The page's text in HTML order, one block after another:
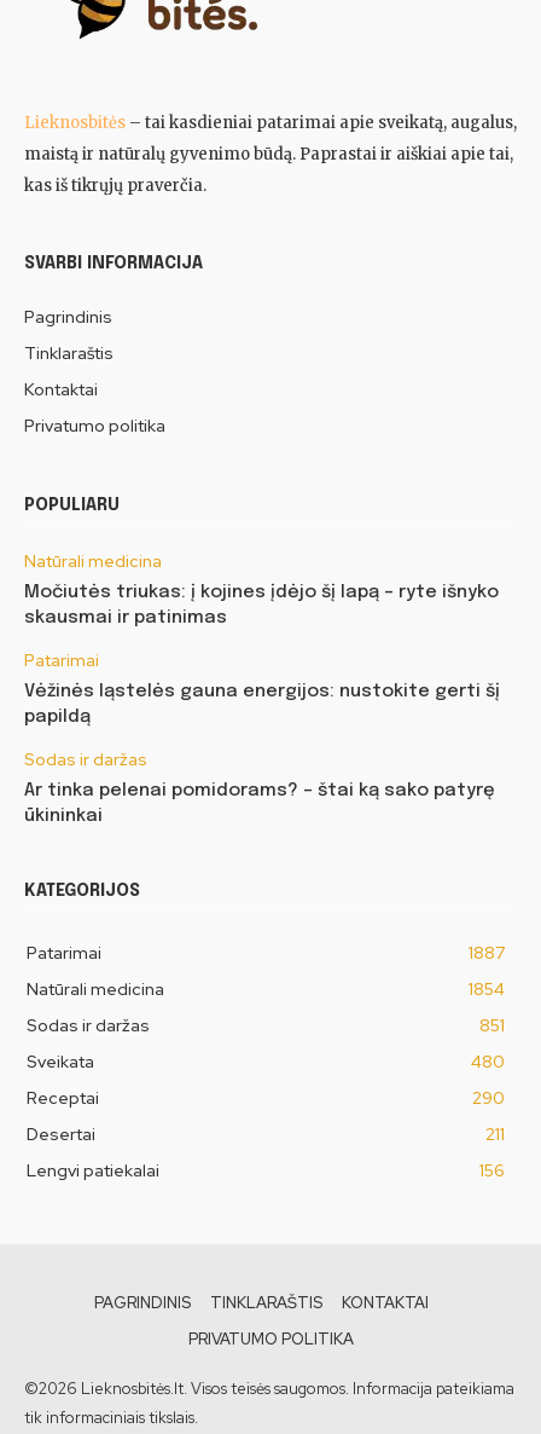
Lieknosbitės – tai kasdieniai patarimai apie sveikatą, augalus,
maistą ir natūralų gyvenimo būdą. Paprastai ir aiškiai apie tai,
kas iš tikrųjų praverčia.
SVARBI INFORMACIJA
Pagrindinis
Tinklaraštis
Kontaktai
Privatumo politika
POPULIARU
Natūrali medicina
Močiutės triukas: į kojines įdėjo šį lapą – ryte išnyko
skausmai ir patinimas
Patarimai
Vėžinės ląstelės gauna energijos: nustokite gerti šį
papildą
Sodas ir daržas
Ar tinka pelenai pomidorams? – štai ką sako patyrę
ūkininkai
KATEGORIJOS
Patarimai
1887
Natūrali medicina
1854
Sodas ir daržas
851
Sveikata
480
Receptai
290
Desertai
211
Lengvi patiekalai
156
PAGRINDINIS TINKLARAŠTIS
KONTAKTAI
PRIVATUMO POLITIKA
©2026 Lieknosbitės.lt. Visos teisės saugomos. Informacija pateikiama
tik informaciniais tikslais.